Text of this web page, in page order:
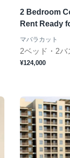
2 Bedroom
Rent Ready
マバラカット
2ベッド・2バ
¥124,000